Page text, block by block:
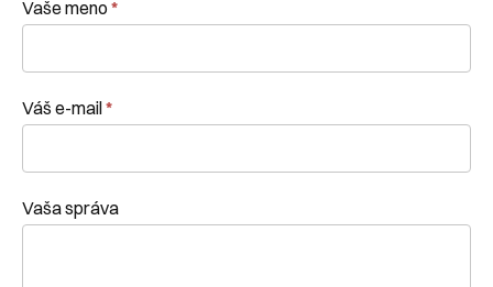
Chcem
sa
Vaše meno *
Váš e-mail*
Vaša správa